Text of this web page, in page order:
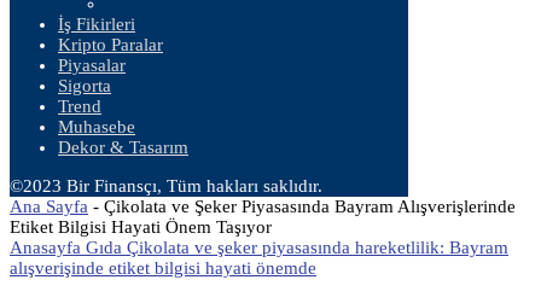
İş Fikirleri
Kripto Paralar
Piyasalar
Sigorta
Trend
Muhasebe
Dekor & Tasarım
©2023 Bir Finansçı, Tüm hakları saklıdır.
Ana Sayfa - Çikolata ve Şeker Piyasasında Bayram Alışverişlerinde
Etiket Bilgisi Hayati Önem Taşıyor
Anasayfa Gıda Çikolata ve şeker piyasasında hareketlilik: Bayram
alışverişinde etiket bilgisi hayati önemde